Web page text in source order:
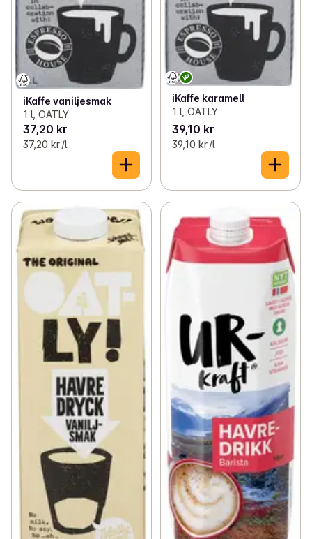
iKaffe vaniljesmak
1 l, OATLY
37,20 kr
37,20 kr /l
iKaffe karamell
1 l, OATLY
39,10 kr
39,10 kr /l